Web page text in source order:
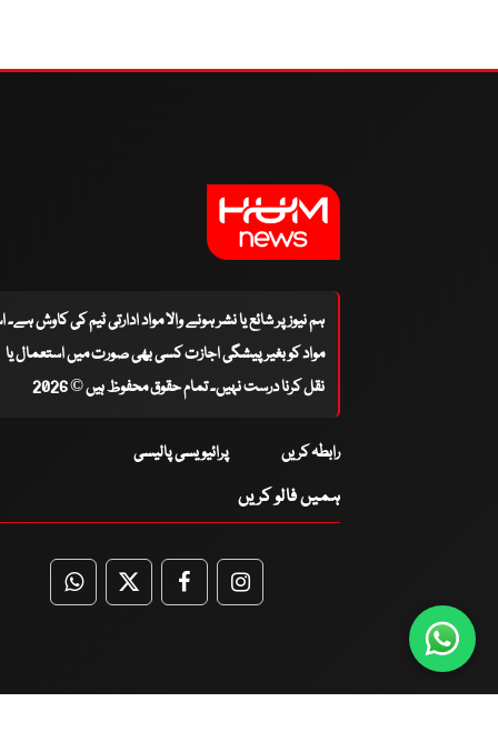
ہم نیوز پر شائع یا نشر ہونے والا مواد ادارتی ٹیم کی کاوش
مواد کو بغیر پیشگی اجازت کسی بھی صورت میں استعمال یا
نقل کرنا درست نہیں۔ تمام حقوق محفوظ ہیں © 2026
رابطہ کریں پرائیویسی پالیسی
ہمیں فالو کریں
WhatsApp
TwitterFacebookFacebook